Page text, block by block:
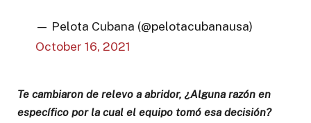
— Pelota Cubana (@pelotacubanausa)
October 16, 2021
Te cambiaron de relevo a abridor, ¿Alguna razón en
específico por la cual el equipo tomó esa decisión?